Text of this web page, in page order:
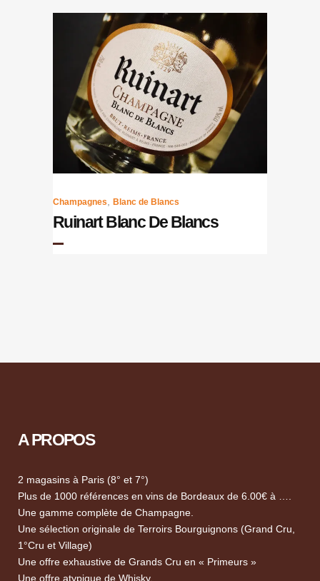
Champagnes Blanc de Blancs
Ruinart Blanc De Blancs
A PROPOS
2 magasins à Paris (8° et 7°)
Plus de 1000 références en vins de Bordeaux de 6.00€ à ….
Une gamme complète de Champagne.
Une sélection originale de Terroirs Bourguignons (Grand Cru,
1°Cru et Village)
Une offre exhaustive de Grands Cru en « Primeurs »
Une offre atypique de Whisky.